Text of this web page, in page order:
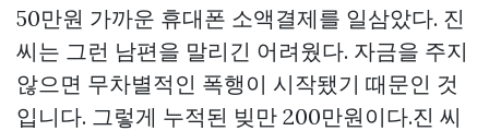
50만원 가까운 휴대폰 소액결제를 일삼았다. 진
씨는 그런 남편을 말리긴 어려웠다. 자금을 주지
않으면 무차별적인 폭행이 시작됐기 때문인 것
입니다. 그렇게 누적된 빚만 200만원이다.진 씨